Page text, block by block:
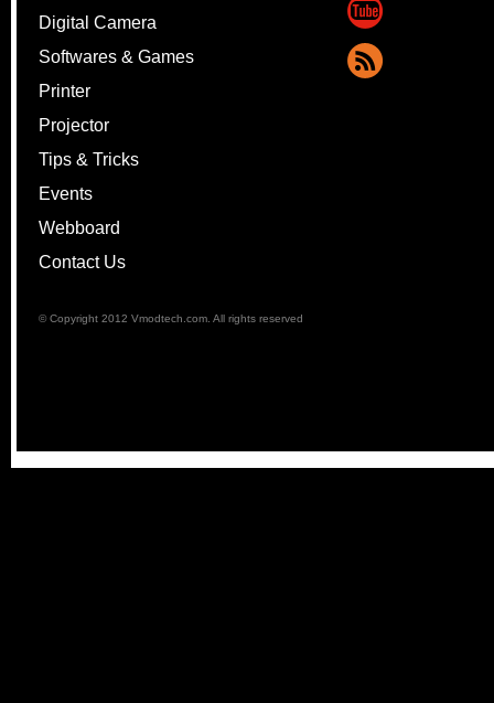
Digital Camera
Softwares & Games
Printer
Projector
Tips & Tricks
Events
Webboard
Contact Us
© Copyright 2012 Vmodtech.com. All rights reserved